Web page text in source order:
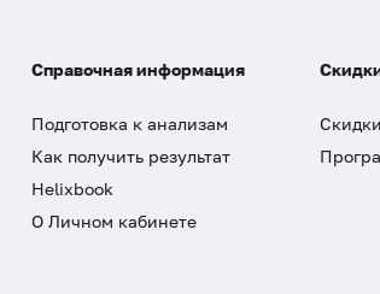
Справочная информация
Подготовка к анализам
Как получить результат
Helixbook
О Личном кабинете